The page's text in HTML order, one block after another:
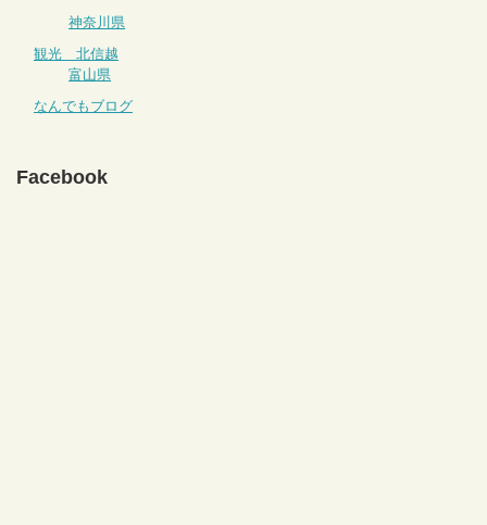
神奈川県
観光 北信越
富山県
なんでもブログ
Facebook